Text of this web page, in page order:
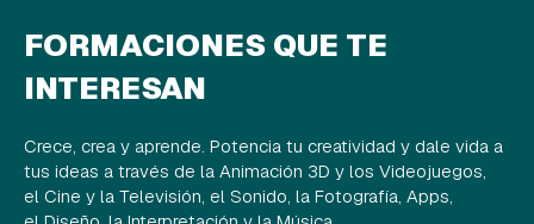
FORMACIONES QUE TE
INTERESAN
Crece, crea y aprende. Potencia tu creatividad y dale vida a
tus ideas a través de la Animación 3D y los Videojuegos,
el Cine y la Televisión, el Sonido, la Fotografía, Apps,